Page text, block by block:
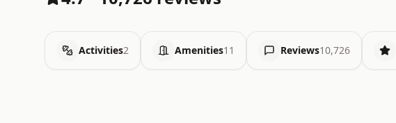
Activities2 Amenities11 Reviews10,726